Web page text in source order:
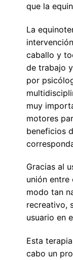
que la
La
caballo y
de trabajo
por
muy
motores
beneficios
Gracias al
unión entre
modo tan
recreativo,
usuario en
Esta
cabo un